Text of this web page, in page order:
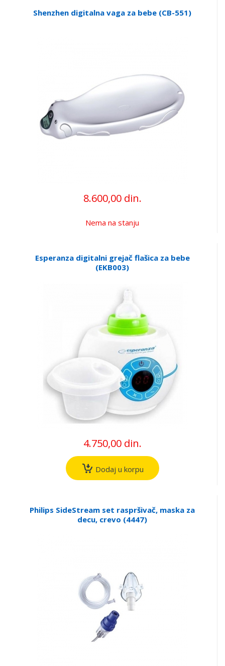
Shenzhen digitalna vaga za bebe (CB-551)
8.600,00 din.
Nema na stanju
Esperanza digitalni grejač flašica za bebe
(EKB003)
4.750,00 din.
Dodaj u korpu
Philips SideStream set raspršivač, maska za
decu, crevo (4447)